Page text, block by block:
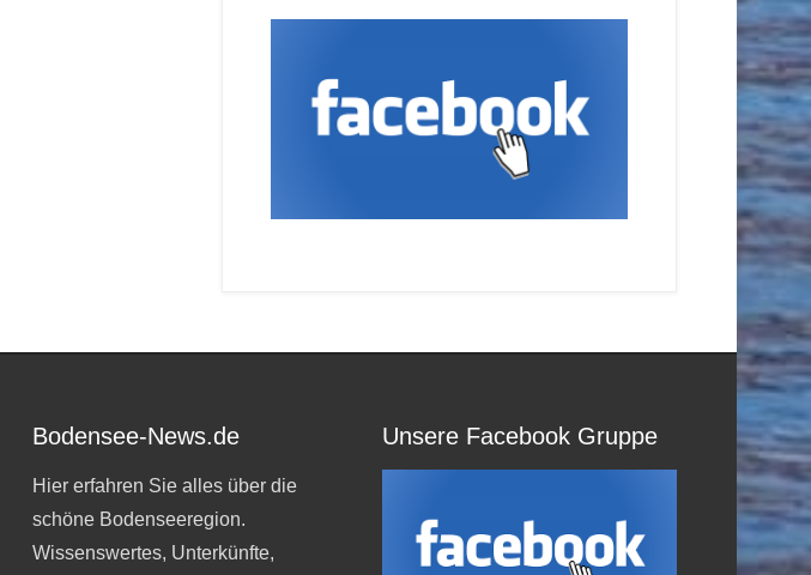
Bodensee-News.de
Hier erfahren Sie alles über die
schöne Bodenseeregion.
Wissenswertes, Unterkünfte,
Unsere Facebook Gruppe